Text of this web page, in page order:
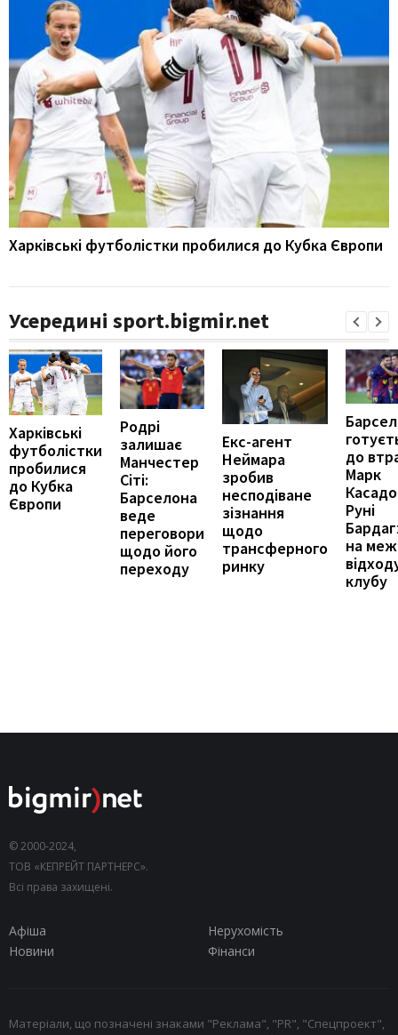
Харківські футболістки пробилися до Кубка Європи
Усередині sport.bigmir.net
Харківські
футболістки
пробилися
до Кубка
Європи
Родрі
залишає
Манчестер
Сіті:
Барселона
веде
переговори
щодо його
переходу
Екс-агент
Неймара
зробив
несподіване
зізнання
щодо
трансферного
ринку
до
Марк
Руні
на
клубу
© 2000-2024,
ТОВ «КЕПРЕЙТ ПАРТНЕРС».
Всі права захищені.
Афіша
Нерухомість
Новини
Фінанси
Матеріали, що позначені знаками "Реклама", "PR", "Спецпроект",